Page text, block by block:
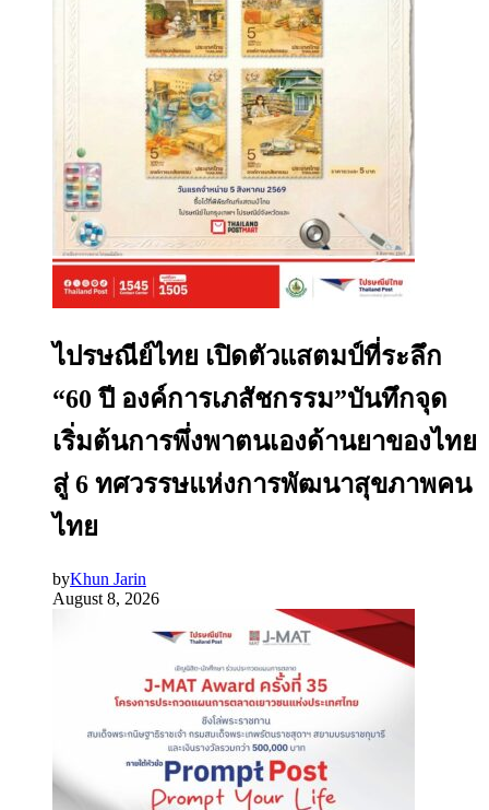
ไปรษณีย์ไทย เปิดตัวแสตมป์ที่ระลึก
“60 ปี องค์การเภสัชกรรม”บันทึกจุด
เริ่มต้นการพึ่งพาตนเองด้านยาของไทย
สู่ 6 ทศวรรษแห่งการพัฒนาสุขภาพคน
ไทย
byKhun Jarin
August 8, 2026